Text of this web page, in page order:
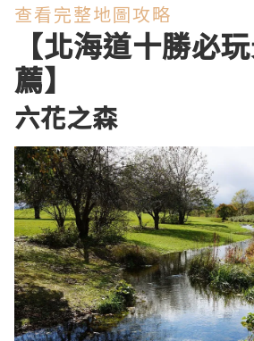
查看完整地圖攻略
【北海道十勝必
薦】
六花之森